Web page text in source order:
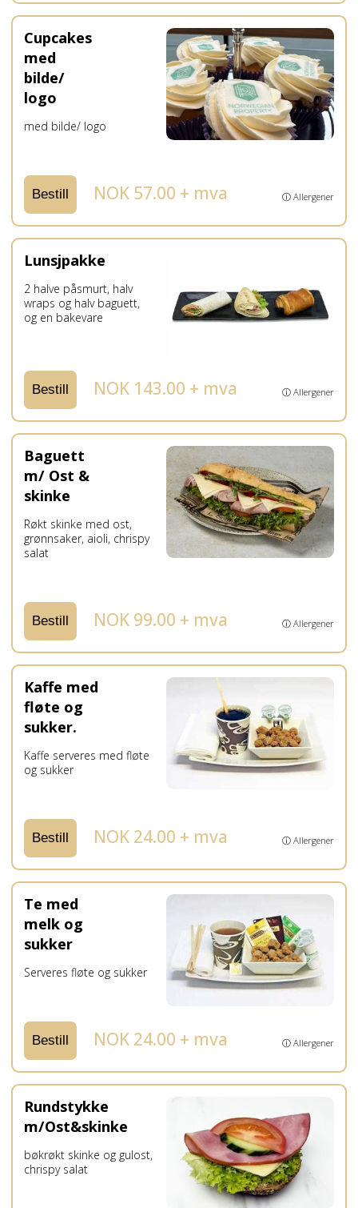
Cupcakes
med
bilde/
logo
med bilde/ logo
Bestill NOK 57.00 + mva ⓘ Allergener
Lunsjpakke
2 halve påsmurt, halv
wraps og halv baguett,
og en bakevare
Bestill NOK 143.00 + mva ⓘ Allergener
Baguett
m/ Ost &
skinke
Røkt skinke med ost,
grønnsaker, aioli, chrispy
salat
Bestill NOK 99.00 + mva ⓘ Allergener
Kaffe med
fløte og
sukker.
Kaffe serveres med fløte
og sukker
Bestill NOK 24.00 + mva ⓘ Allergener
Te med
melk og
sukker
Serveres fløte og sukker
Bestill NOK 24.00 + mva ⓘ Allergener
Rundstykke
m/Ost&skinke
bøkrøkt skinke og gulost,
chrispy salat